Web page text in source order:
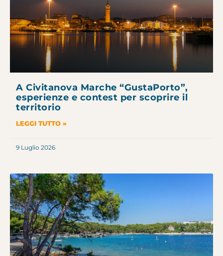
A Civitanova Marche “GustaPorto”,
esperienze e contest per scoprire il
territorio
LEGGI TUTTO »
9 Luglio 2026